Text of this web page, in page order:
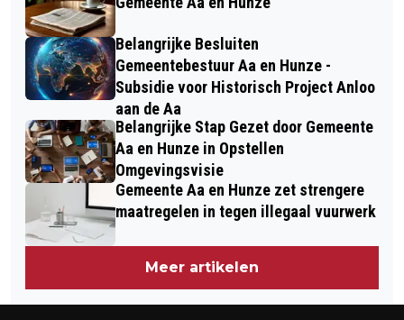
Belangrijke Besluiten
Gemeentebestuur Aa en Hunze -
Subsidie voor Historisch Project Anloo
aan de Aa
Belangrijke Stap Gezet door Gemeente
Aa en Hunze in Opstellen
Omgevingsvisie
Gemeente Aa en Hunze zet strengere
maatregelen in tegen illegaal vuurwerk
Meer artikelen